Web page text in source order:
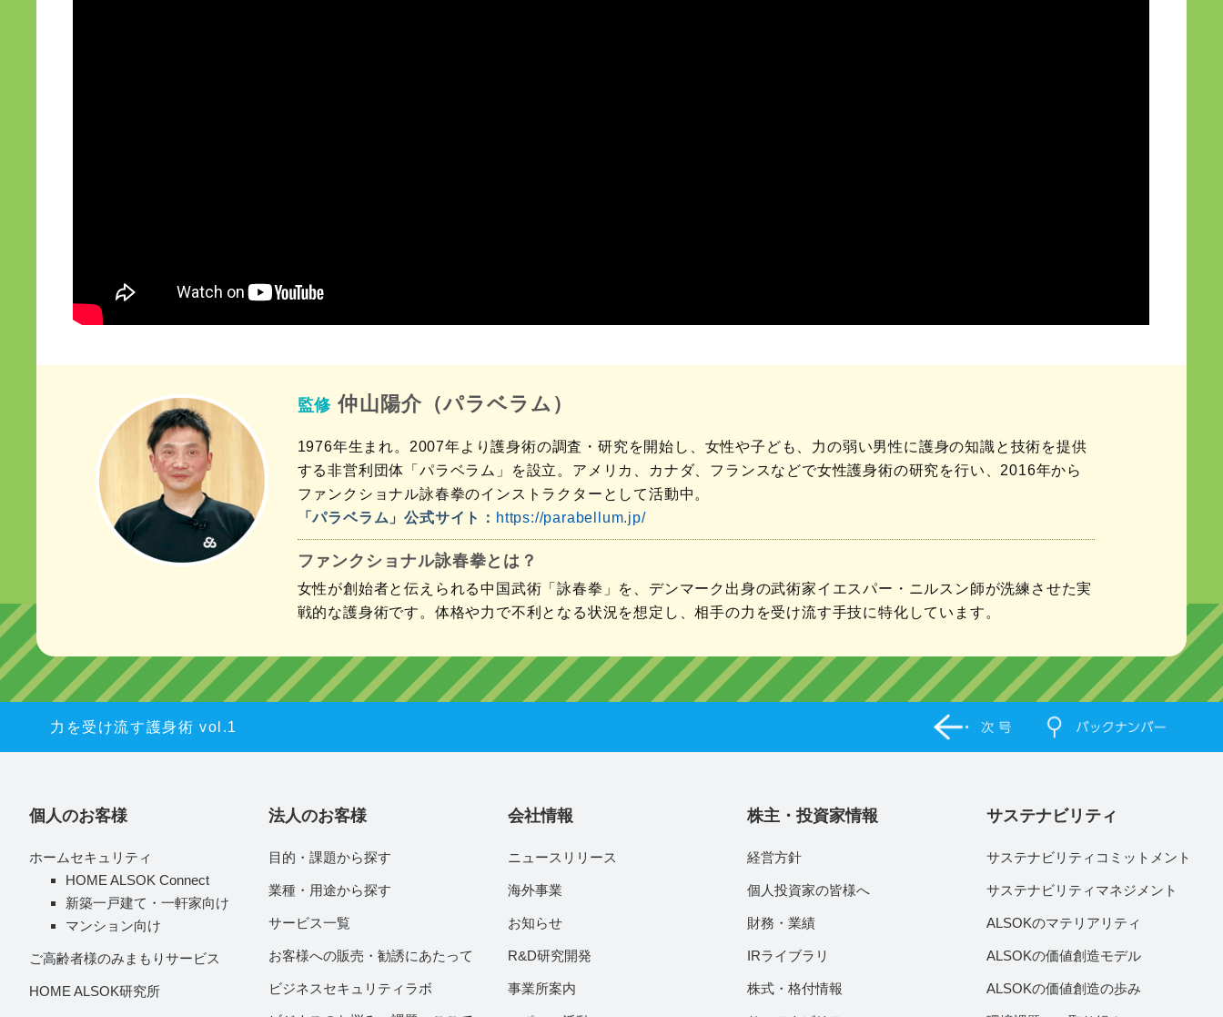
監修 仲山陽介（パラベラム）
1976年生まれ。2007年より護身術の調査・研究を開始し、女性や子ども、力の弱い男性に護身の知識と技術を提供
する非営利団体「パラベラム」を設立。アメリカ、カナダ、フランスなどで女性護身術の研究を行い、2016年から
ファンクショナル詠春拳のインストラクターとして活動中。
「パラベラム」公式サイト： https://parabellum.jp/
ファンクショナル詠春拳とは？
女性が創始者と伝えられる中国武術「詠春拳」を、デンマーク出身の武術家イエスパー・ニルスン師が洗練させた実
戦的な護身術です。体格や力で不利となる状況を想定し、相手の力を受け流す手技に特化しています。
力を受け流す護身術 vol.1
個人のお客様
ホームセキュリティ
HOME ALSOK Connect
新築一戸建て・一軒家向け
マンション向け
ご高齢者様のみまもりサービス
HOME ALSOK研究所
法人のお客様
目的・課題から探す
業種・用途から探す
サービス一覧
お客様への販売・勧誘にあたって
ビジネスセキュリティラボ
会社情報
ニュースリリース
海外事業
お知らせ
R&D研究開発
事業所案内
株主・投資家情報
経営方針
個人投資家の皆様へ
財務・業績
IRライブラリ
株式・格付情報
サステナビリティ
サステナビリティコミットメント
サステナビリティマネジメント
ALSOKのマテリアリティ
ALSOKの価値創造モデル
ALSOKの価値創造の歩み